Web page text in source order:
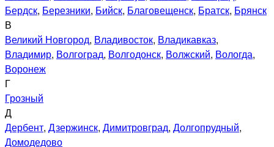
Бердск, Березники, Бийск, Благовещенск, Братск, Брянск
В
Великий Новгород, Владивосток, Владикавказ,
Владимир, Волгоград, Волгодонск, Волжский, Вологда,
Воронеж
Г
Грозный
Д
Дербент, Дзержинск, Димитровград, Долгопрудный,
Домодедово